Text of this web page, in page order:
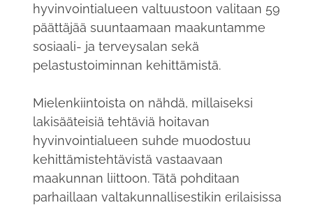
hyvinvointialueen valtuustoon valitaan 59
päättäjää suuntaamaan maakuntamme
sosiaali- ja terveysalan sekä
pelastustoiminnan kehittämistä.
Mielenkiintoista on nähdä, millaiseksi
lakisääteisiä tehtäviä hoitavan
hyvinvointialueen suhde muodostuu
kehittämistehtävistä vastaavaan
maakunnan liittoon. Tätä pohditaan
parhaillaan valtakunnallisestikin erilaisissa